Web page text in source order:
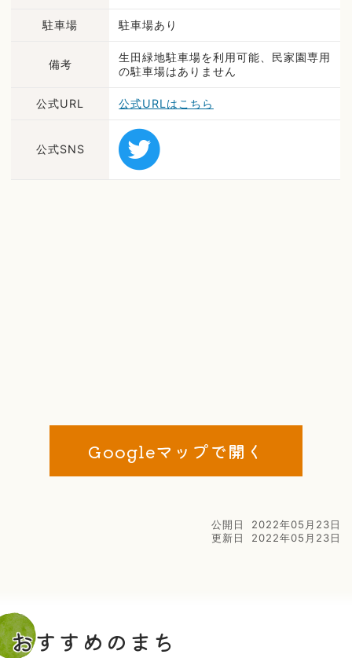
駐車場 駐車場あり
備考
生田緑地駐車場を利用可能、民家園専用
の駐車場はありません
公式URL 公式URLはこちら
公式SNS
Googleマップで開く
公開日
2022年05月23日
更新日
2022年05月23日
おすすめのまち